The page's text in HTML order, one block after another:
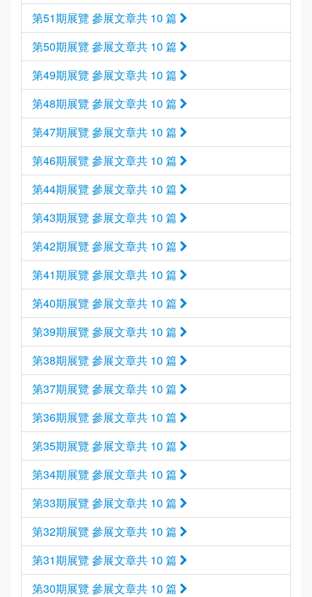
第51期展覽 參展文章共 10 篇
第50期展覽 參展文章共 10 篇
第49期展覽 參展文章共 10 篇
第48期展覽 參展文章共 10 篇
第47期展覽 參展文章共 10 篇
第46期展覽 參展文章共 10 篇
第44期展覽 參展文章共 10 篇
第43期展覽 參展文章共 10 篇
第42期展覽 參展文章共 10 篇
第41期展覽 參展文章共 10 篇
第40期展覽 參展文章共 10 篇
第39期展覽 參展文章共 10 篇
第38期展覽 參展文章共 10 篇
第37期展覽 參展文章共 10 篇
第36期展覽 參展文章共 10 篇
第35期展覽 參展文章共 10 篇
第34期展覽 參展文章共 10 篇
第33期展覽 參展文章共 10 篇
第32期展覽 參展文章共 10 篇
第31期展覽 參展文章共 10 篇
第30期展覽 參展文章共 10 篇